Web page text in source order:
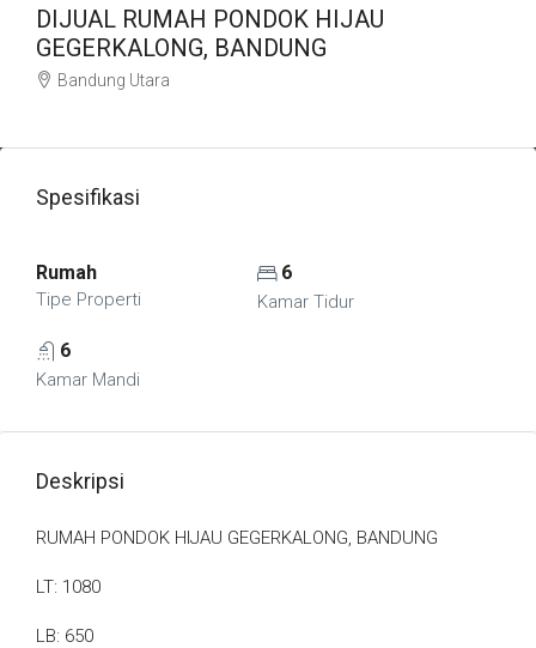
DIJUAL RUMAH PONDOK HIJAU
GEGERKALONG, BANDUNG
Bandung Utara
Spesifikasi
Rumah
Tipe Properti
6
Kamar Tidur
6
Kamar Mandi
Deskripsi
RUMAH PONDOK HIJAU GEGERKALONG, BANDUNG
LT: 1080
LB: 650